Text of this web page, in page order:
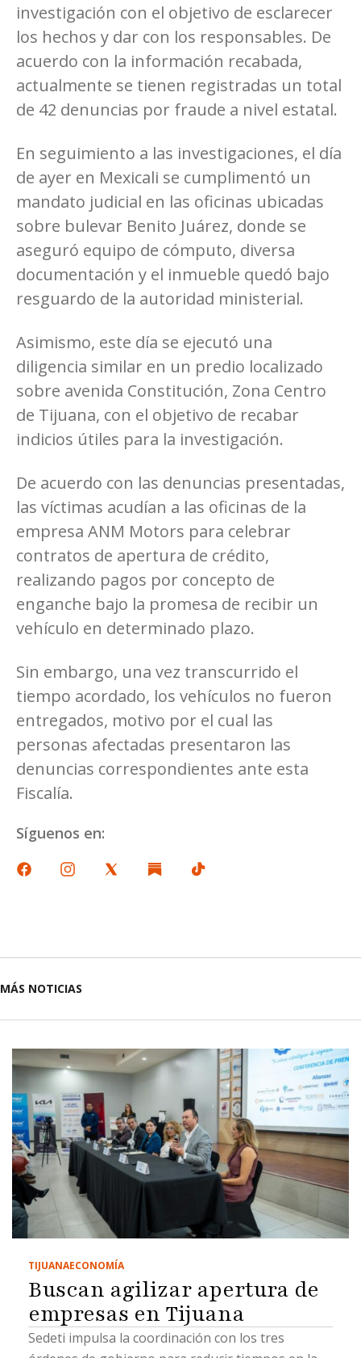
investigación con el objetivo de esclarecer
los hechos y dar con los responsables. De
acuerdo con la información recabada,
actualmente se tienen registradas un total
de 42 denuncias por fraude a nivel estatal.
En seguimiento a las investigaciones, el día
de ayer en Mexicali se cumplimentó un
mandato judicial en las oficinas ubicadas
sobre bulevar Benito Juárez, donde se
aseguró equipo de cómputo, diversa
documentación y el inmueble quedó bajo
resguardo de la autoridad ministerial.
Asimismo, este día se ejecutó una
diligencia similar en un predio localizado
sobre avenida Constitución, Zona Centro
de Tijuana, con el objetivo de recabar
indicios útiles para la investigación.
De acuerdo con las denuncias presentadas,
las víctimas acudían a las oficinas de la
empresa ANM Motors para celebrar
contratos de apertura de crédito,
realizando pagos por concepto de
enganche bajo la promesa de recibir un
vehículo en determinado plazo.
Sin embargo, una vez transcurrido el
tiempo acordado, los vehículos no fueron
entregados, motivo por el cual las
personas afectadas presentaron las
denuncias correspondientes ante esta
Fiscalía.
Síguenos en:
MÁS NOTICIAS
TIJUANAECONOMÍA
Buscan agilizar apertura de
empresas en Tijuana
Sedeti impulsa la coordinación con los tres